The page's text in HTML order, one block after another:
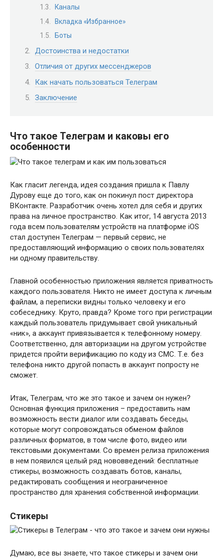
Каналы
Вкладка «Избранное»
Боты
Достоинства и недостатки
Отличия от других мессенджеров
Как начать пользоваться Телеграм
Заключение
Что такое Телеграм и каковы его
особенности
Как гласит легенда, идея создания пришла к Павлу
Дурову еще до того, как он покинул пост директора
ВКонтакте. Разработчик очень хотел для себя и других
права на личное пространство. Как итог, 14 августа 2013
года всем пользователям устройств на платформе iOS
стал доступен Телеграм — первый сервис, не
предоставляющий информацию о своих пользователях
ни одному правительству.
Главной особенностью приложения является приватность
каждого пользователя. Никто не имеет доступа к личным
файлам, а переписки видны только человеку и его
собеседнику. Круто, правда? Кроме того при регистрации
каждый пользователь придумывает свой уникальный
«ник», а аккаунт привязывается к телефонному номеру.
Соответственно, для авторизации на другом устройстве
придется пройти верификацию по коду из СМС. Т.е. без
телефона никто другой попасть в аккаунт попросту не
сможет.
Итак, Телеграм, что же это такое и зачем он нужен?
Основная функция приложения – предоставить нам
возможность вести диалог или создавать беседы,
которые могут сопровождаться обменом файлов
различных форматов, в том числе фото, видео или
текстовыми документами. Со времен релиза приложения
в нем появился целый ряд нововведений: бесплатные
стикеры, возможность создавать ботов, каналы,
редактировать сообщения и неограниченное
пространство для хранения собственной информации.
Стикеры
Думаю, все вы знаете, что такое стикеры и зачем они